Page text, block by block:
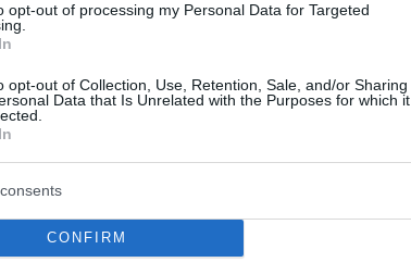
opt-out of processing my Personal Data for Targeted
opt-out of Collection, Use, Retention, Sale, and/or Sharing
Data that Is Unrelated with the Purposes for which it
CONFIRM
θα τα πάρει και τον χρόνο που πρέπει
/ 15 μονάδες
αν θα πρέπει να το σπάσω σε δύο
under αγώνα ή Λετονίας) αλλά τελικά
ενδιαφέρουσα συνδυάζοντας τις